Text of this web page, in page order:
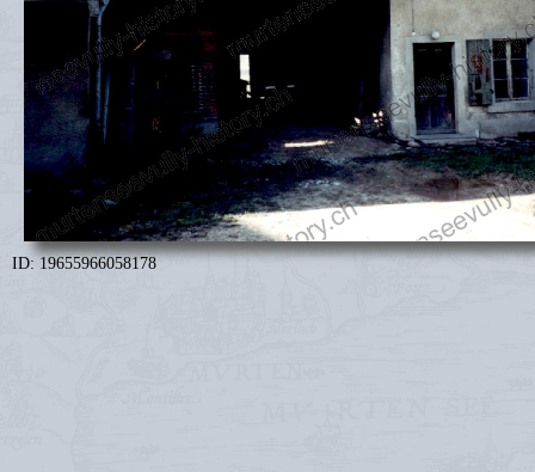
ID: 19655966058178